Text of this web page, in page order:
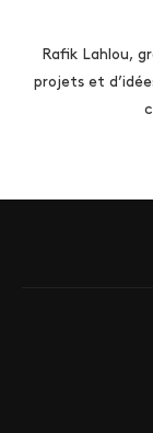
Rafik Lahlou,
projets et